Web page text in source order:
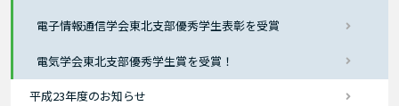
電子情報通信学会東北支部優秀学生表彰を受賞
電気学会東北支部優秀学生賞を受賞！
平成23年度のお知らせ